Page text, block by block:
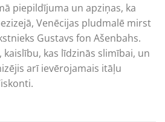
piepildījuma un apziņas, ka
Venēcijas pludmalē mirst
Gustavs fon Ašenbahs.
kas līdzinās slimībai, un
arī ievērojamais itāļu